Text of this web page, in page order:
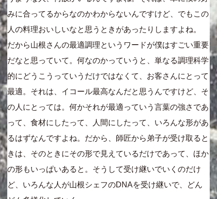
みに合ってるからなのかわからないんですけど、でもこの
人の料理おいしいなと思うときがあったりしますよね。
だから山根さんの最適調理というワードが僕はすごい重要
だなと思っていて。何なのかっていうと、単なる調理科学
的にどうこうっていうだけではなくて、お客さんにとって
最適。それは、イコール最高なんだと思うんですけど、そ
の人にとっては。何かそれが最適っていう言葉の強さであ
って、食材にしたって、人間にしたって、いろんな形があ
るはずなんですよね。だから、師匠から弟子が受け取ると
きは、そのときにその形で見えているだけであって、ほか
の形もいっぱいあると。そうして受け継いでいくのだけ
ど、いろんな人が山根シェフのDNAを受け継いで、どん